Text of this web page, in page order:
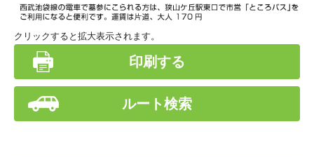
クリックすると拡大表示されます。
印刷する
ルート検索